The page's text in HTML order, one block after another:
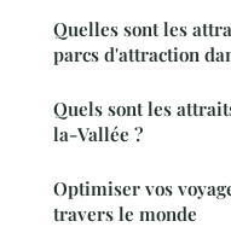
Quelles sont les
parcs d'attraction
Quels sont les
la-Vallée ?
Optimiser vos
travers le monde